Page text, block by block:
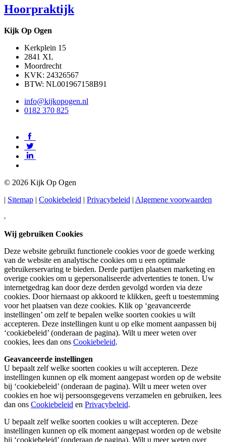
Hoorpraktijk
Kijk Op Ogen
Kerkplein 15
2841 XL
Moordrecht
KVK: 24326567
BTW: NL001967158B91
info@kijkopogen.nl
0182 370 825
© 2026 Kijk Op Ogen
| Sitemap | Cookiebeleid | Privacybeleid | Algemene voorwaarden
Wij gebruiken Cookies
Deze website gebruikt functionele cookies voor de goede werking
van de website en analytische cookies om u een optimale
gebruikerservaring te bieden. Derde partijen plaatsen marketing en
overige cookies om u gepersonaliseerde advertenties te tonen. Uw
internetgedrag kan door deze derden gevolgd worden via deze
cookies. Door hiernaast op akkoord te klikken, geeft u toestemming
voor het plaatsen van deze cookies. Klik op ‘geavanceerde
instellingen’ om zelf te bepalen welke soorten cookies u wilt
accepteren. Deze instellingen kunt u op elke moment aanpassen bij
‘cookiebeleid’ (onderaan de pagina). Wilt u meer weten over
cookies, lees dan ons Cookiebeleid.
Geavanceerde instellingen
U bepaalt zelf welke soorten cookies u wilt accepteren. Deze
instellingen kunnen op elk moment aangepast worden op de website
bij ‘cookiebeleid’ (onderaan de pagina). Wilt u meer weten over
cookies en hoe wij persoonsgegevens verzamelen en gebruiken, lees
dan ons Cookiebeleid en Privacybeleid.
U bepaalt zelf welke soorten cookies u wilt accepteren. Deze
instellingen kunnen op elk moment aangepast worden op de website
bij ‘cookiebeleid’ (onderaan de pagina). Wilt u meer weten over